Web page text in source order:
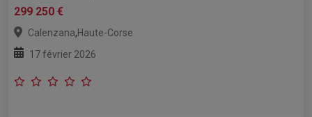
299 250 €
Calenzana,Haute-Corse
17 février 2026